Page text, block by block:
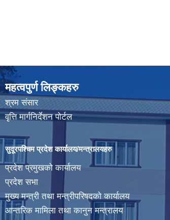
महत्वपुर्ण लिङ्कहरु
श्रम संसार
वृत्ति मार्गनिर्देशन पोर्टल
सुदूरपश्चिम प्रदेश कार्यालय/मन्त्रालयहरु
प्रदेश प्रमुखको कार्यालय
प्रदेश सभा
मुख्य मन्त्री तथा मन्त्रीपरिषदको कार्यालय
आन्तरिक मामिला तथा कानुन मन्त्रालय